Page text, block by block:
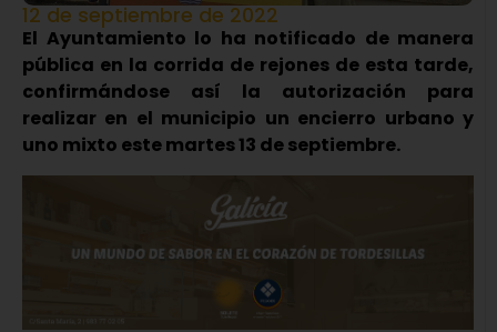
12 de septiembre de 2022
El Ayuntamiento lo ha notificado de manera
pública en la corrida de rejones de esta tarde,
confirmándose así la autorización para
realizar en el municipio un encierro urbano y
uno mixto este martes 13 de septiembre.